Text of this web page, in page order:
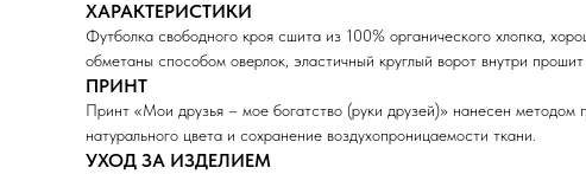
ХАРАКТЕРИСТИКИ
Футболка свободного кроя сшита из 100% органического хлопка,
обметаны способом оверлок, эластичный круглый ворот внутри
ПРИНТ
Принт «Мои друзья – мое богатство (руки друзей)» нанесен
натурального цвета и сохранение воздухопроницаемости ткани.
УХОД ЗА ИЗДЕЛИЕМ